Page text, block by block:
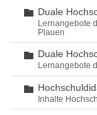
Ordner
Duale
Lernangebote
Plauen
Ordner
Duale
Lernangebote
Ordner
Inhalte